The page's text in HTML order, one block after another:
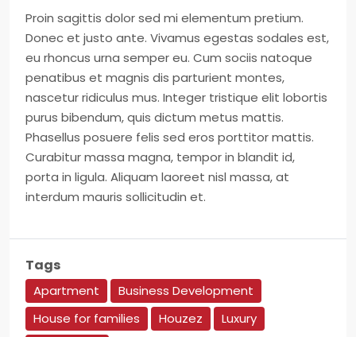
Proin sagittis dolor sed mi elementum pretium.
Donec et justo ante. Vivamus egestas sodales est,
eu rhoncus urna semper eu. Cum sociis natoque
penatibus et magnis dis parturient montes,
nascetur ridiculus mus. Integer tristique elit lobortis
purus bibendum, quis dictum metus mattis.
Phasellus posuere felis sed eros porttitor mattis.
Curabitur massa magna, tempor in blandit id,
porta in ligula. Aliquam laoreet nisl massa, at
interdum mauris sollicitudin et.
Tags
Apartment
Business Development
House for families
Houzez
Luxury